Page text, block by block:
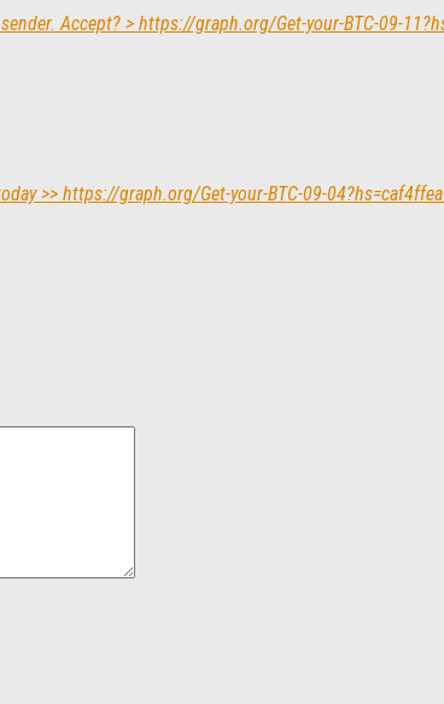
Accept? > https://graph.org/Get-your-BTC-09-
>> https://graph.org/Get-your-BTC-09-